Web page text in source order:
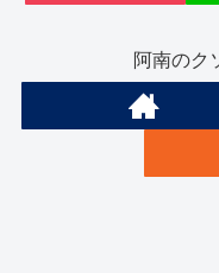
阿南のク